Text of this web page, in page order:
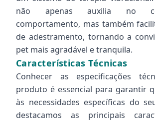
não apenas auxilia no
comportamento, mas também
de adestramento, tornando a
pet mais agradável e tranquila.
Características Técnicas
Conhecer as especificações
produto é essencial para garantir
às necessidades específicas do
destacamos as principais